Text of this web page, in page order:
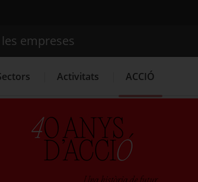
Cercador
Serveis d'innovació Convocatòries d'ajuts
empreses
Activitats ACCIÓ